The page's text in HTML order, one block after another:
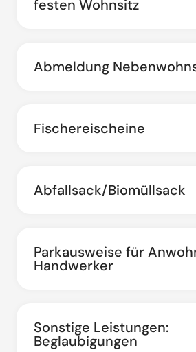
festen Wohnsitz
Abmeldung
Fischereischeine
Abfallsack/Biomüllsack
Parkausweise für
Handwerker
Sonstige Leistungen:
Beglaubigungen